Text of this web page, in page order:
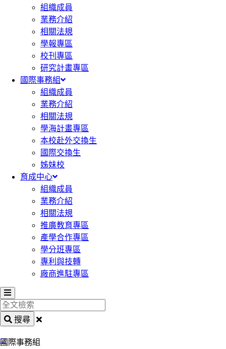
組織成員
業務介紹
相關法規
學報專區
校刊專區
研究計畫專區
國際事務組
組織成員
業務介紹
相關法規
學海計畫專區
本校赴外交換生
國際交換生
姊妹校
育成中心
組織成員
業務介紹
相關法規
推廣教育專區
產學合作專區
學分班專區
專利與技轉
廠商進駐專區
全
文
索
搜尋
:::
國際事務組